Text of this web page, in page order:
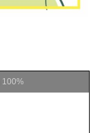
100%